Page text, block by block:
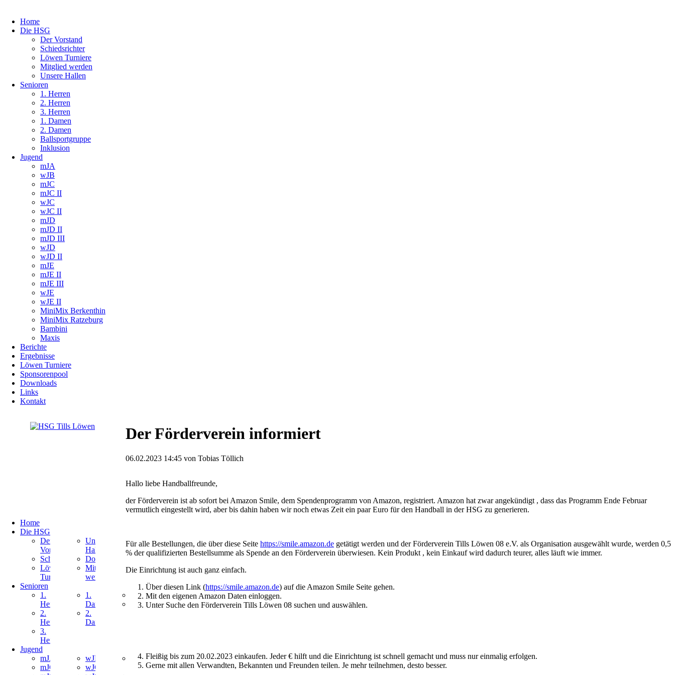
Home
Die HSG
Der Vorstand
Schiedsrichter
Löwen Turniere
Mitglied werden
Unsere Hallen
Senioren
1. Herren
2. Herren
3. Herren
1. Damen
2. Damen
Ballsportgruppe
Inklusion
Jugend
mJA
wJB
mJC
mJC II
wJC
wJC II
mJD
mJD II
mJD III
wJD
wJD II
mJE
mJE II
mJE III
wJE
wJE II
MiniMix Berkenthin
MiniMix Ratzeburg
Bambini
Maxis
Berichte
Ergebnisse
Löwen Turniere
Sponsorenpool
Downloads
Links
Kontakt
Der Förderverein informiert
06.02.2023 14:45 von Tobias Töllich
Hallo liebe Handballfreunde,
der Förderverein ist ab sofort bei Amazon Smile, dem Spendenprogramm von Amazon, registriert. Amazon hat zwar angekündigt , dass das Programm Ende Februar
vermutlich eingestellt wird, aber bis dahin haben wir noch etwas Zeit ein paar Euro für den Handball in der HSG zu generieren.
Für alle Bestellungen, die über diese Seite https://smile.amazon.de getätigt werden und der Förderverein Tills Löwen 08 e.V. als Organisation ausgewählt wurde, werden 0,5
% der qualifizierten Bestellsumme als Spende an den Förderverein überwiesen. Kein Produkt , kein Einkauf wird dadurch teurer, alles läuft wie immer.
Die Einrichtung ist auch ganz einfach.
Über diesen Link (https://smile.amazon.de) auf die Amazon Smile Seite gehen.
Mit den eigenen Amazon Daten einloggen.
Unter Suche den Förderverein Tills Löwen 08 suchen und auswählen.
Fleißig bis zum 20.02.2023 einkaufen. Jeder € hilft und die Einrichtung ist schnell gemacht und muss nur einmalig erfolgen.
Gerne mit allen Verwandten, Bekannten und Freunden teilen. Je mehr teilnehmen, desto besser.
überspringen
Home
Die HSG
Navigation
überspringen
Der
Vorstand
Schiedsrichter
Löwen
Turniere
Navigation
überspringen
Unsere
Hallen
Downloads
Mitglied
werden
Senioren
Navigation
überspringen
1.
Herren
2.
Herren
3.
Herren
Navigation
überspringen
1.
Damen
2.
Damen
Navigation
überspringen
Ballsportgruppe
Inklusion
Jugend
Navigation
überspringen
mJA
mJC
Navigation
überspringen
wJB
wJC
Navigation
überspringen
MiniMix
Berkenthin